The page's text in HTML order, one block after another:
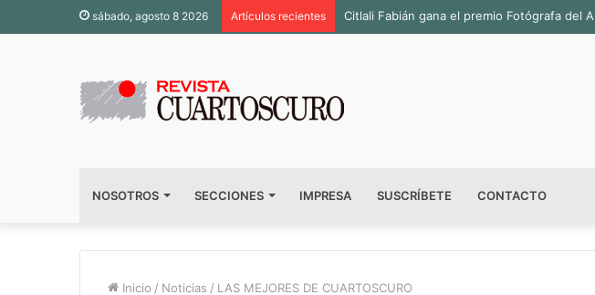
sábado, agosto 8 2026 Artículos recientes Citlali Fabián gana el premio Fotógrafa del
NOSOTROS SECCIONES IMPRESA SUSCRÍBETE CONTACTO
Inicio / Noticias / LAS MEJORES DE CUARTOSCURO